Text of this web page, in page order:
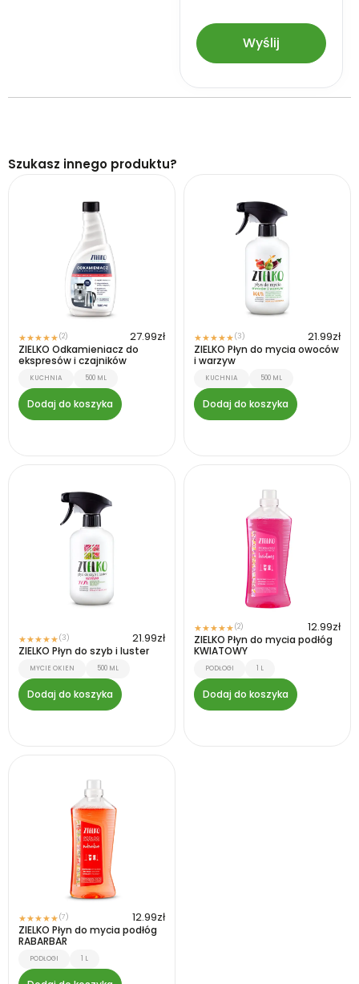
Szukasz innego produktu?
★★★★★(2) 27.99zł
ZIELKO Odkamieniacz do
ekspresów i czajników
KUCHNIA 500 ML
Dodaj do koszyka
★★★★★(3) 21.99zł
ZIELKO Płyn do mycia owoców
i warzyw
KUCHNIA 500 ML
Dodaj do koszyka
★★★★★(3) 21.99zł
ZIELKO Płyn do szyb i luster
MYCIE OKIEN 500 ML
Dodaj do koszyka
★★★★★(2) 12.99zł
ZIELKO Płyn do mycia podłóg
KWIATOWY
PODŁOGI 1 L
Dodaj do koszyka
★★★★★(7) 12.99zł
ZIELKO Płyn do mycia podłóg
RABARBAR
PODŁOGI 1 L